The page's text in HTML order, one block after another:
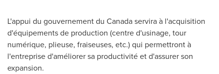
L'appui du gouvernement du Canadaservira à l'acquisition
d'équipements de production (centre d'usinage, tour
numérique, plieuse, fraiseuses, etc.) qui permettront à
l'entreprise d'améliorer sa productivité et d'assurer son
expansion.